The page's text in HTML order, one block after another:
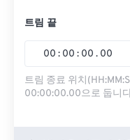
트림 끝
00 : 00 : 00 . 00
트림 종료 위치
00:00:00.00으로 둡니